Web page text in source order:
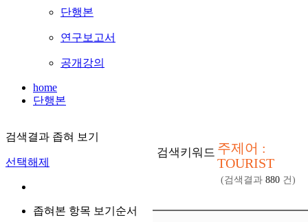
단행본
연구보고서
공개강의
home
단행본
검색결과 좁혀 보기
선택해제
좁혀본 항목 보기순서
검색키워드 주제어 :
TOURIST
(검색결과 880 건)